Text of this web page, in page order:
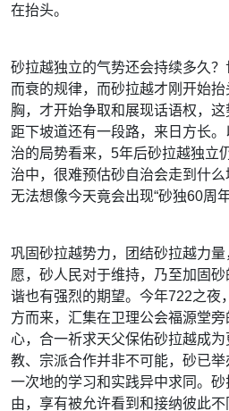
在抬头。
砂拉越独立的气势还会持续多久
而衰的规律，而砂拉越才刚开始抬
胸，才开始争取和展现话语权，这
距下坡道还有一段路，来日方长。
治的局势看来，5年后砂拉越独立
治中，很难预估砂自治会走到什么
无法想像今天竟会出现“砂独60周年
巩固砂拉越势力，团结砂拉越力
愿，砂人民对于维持，乃至加固砂
谐也有强烈的期望。今年722之夜
方而来，汇集在卫理公会福源堂旁
心，合一祈求天父保佑砂拉越成
教、宗派合作并非不可能，砂已
一次地的学习和实践异中求同。砂
由，享有被允许看到和接纳彼此